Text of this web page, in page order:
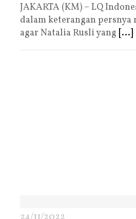
JAKARTA (KM) – LQ
dalam keterangan persnya
agar Natalia Rusli yang [...]